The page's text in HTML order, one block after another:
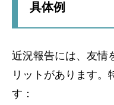
具体例
近況報告には、友情
リットがあります。
す：